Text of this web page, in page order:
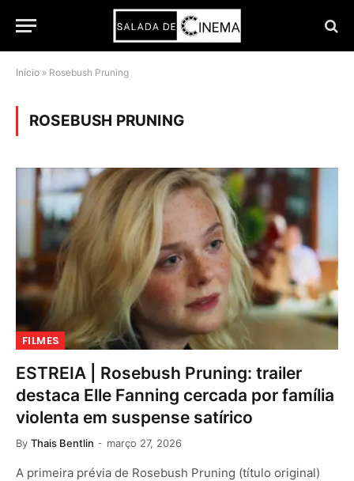
Início » Rosebush Pruning
ROSEBUSH PRUNING
FILMES
ESTREIA | Rosebush Pruning: trailer
destaca Elle Fanning cercada por família
violenta em suspense satírico
By Thais Bentlin março 27, 2026
A primeira prévia de Rosebush Pruning (título original)